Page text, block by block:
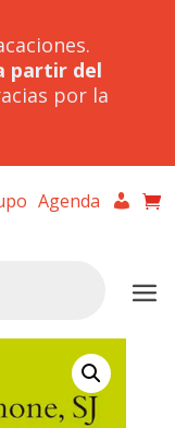
partir del
por la
Agenda